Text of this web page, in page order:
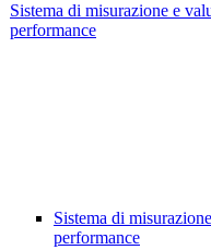
Sistema di misurazione e
performance
Sistema di
performance